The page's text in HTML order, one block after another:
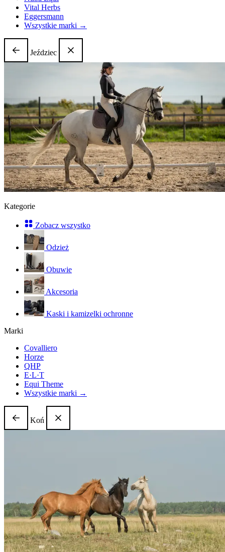
Vital Herbs
Eggersmann
Wszystkie marki →
Jeździec
Kategorie
Zobacz wszystko
Odzież
Obuwie
Akcesoria
Kaski i kamizelki ochronne
Marki
Covalliero
Horze
QHP
E·L·T
Equi Theme
Wszystkie marki →
Koń